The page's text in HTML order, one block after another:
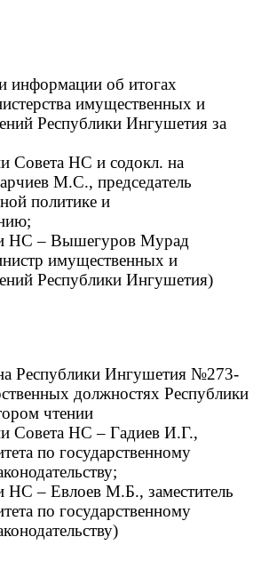
информации об итогах
имущественных и
Республики Ингушетия за
Совета НС и содокл. на
М.С., председатель
политике и
НС – Вышегуров Мурад
имущественных и
Республики Ингушетия)
Республики Ингушетия №273-
должностях Республики
чтении
Совета НС – Гадиев И.Г.,
по государственному
НС – Евлоев М.Б., заместитель
по государственному